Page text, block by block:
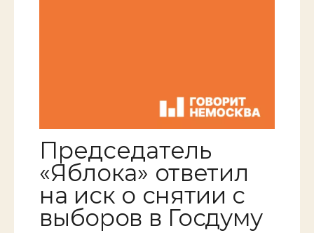
Председатель
«Яблока» ответил
на иск о снятии с
выборов в Госдуму